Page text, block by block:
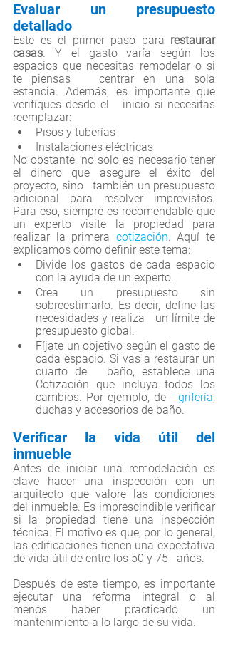
Evaluar un presupuesto
detallado
Este es el primer paso para restaurar
casas. Y el gasto varía según los
espacios que necesitas remodelar o si
te piensas   centrar en una sola
estancia. Además, es importante que
verifiques desde el   inicio si necesitas
reemplazar:
Pisos y tuberías
Instalaciones eléctricas
No obstante, no solo es necesario tener
el dinero que asegure el éxito del
proyecto, sino   también un presupuesto
adicional para resolver imprevistos.
Para eso, siempre es recomendable que
un experto visite la propiedad para
realizar la primera cotización. Aquí te
explicamos cómo definir este tema:
Divide los gastos de cada espacio
con la ayuda de un experto.
Crea un presupuesto sin
sobreestimarlo. Es decir, define las
necesidades y realiza   un límite de
presupuesto global.
Fíjate un objetivo según el gasto de
cada espacio. Si vas a restaurar un
cuarto de   baño, establece una
Cotización que incluya todos los
cambios. Por ejemplo, de grifería,
duchas y accesorios de baño.
Verificar la vida útil del
inmueble
Antes de iniciar una remodelación es
clave hacer una inspección con un
arquitecto que valore las condiciones
del inmueble. Es imprescindible verificar
si la propiedad tiene una inspección
técnica. El motivo es que, por lo general,
las edificaciones tienen una expectativa
de vida útil de entre los 50 y 75   años.
Después de este tiempo, es importante
ejecutar una reforma integral o al
menos haber practicado un
mantenimiento a lo largo de su vida.